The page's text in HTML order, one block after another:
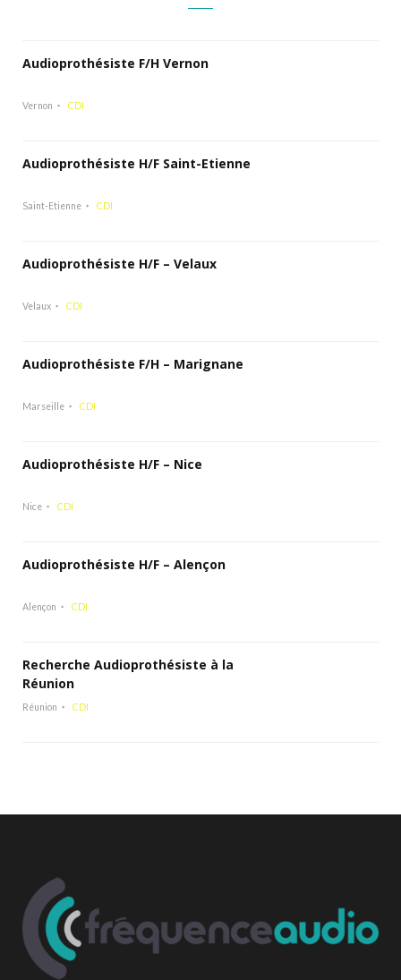
Audioprothésiste F/H Vernon
Vernon CDI
Audioprothésiste H/F Saint-Etienne
Saint-Etienne CDI
Audioprothésiste H/F – Velaux
Velaux CDI
Audioprothésiste F/H – Marignane
Marseille CDI
Audioprothésiste H/F – Nice
Nice CDI
Audioprothésiste H/F – Alençon
Alençon CDI
Recherche Audioprothésiste à la
Réunion
Réunion CDI